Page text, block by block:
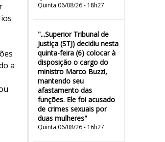
Quinta 06/08/26 - 18h27
"...Superior Tribunal de
Justiça (STJ) decidiu nesta
quinta-feira (6) colocar à
disposição o cargo do
ministro Marco Buzzi,
mantendo seu
afastamento das
funções. Ele foi acusado
de crimes sexuais por
duas mulheres"
Quinta 06/08/26 - 16h27
a